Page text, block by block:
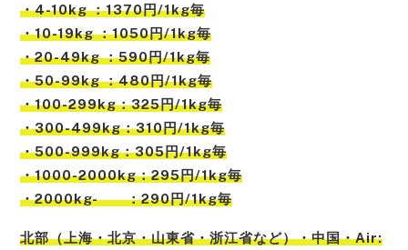
・4-10kg ：1370円/1kg毎
・10-19kg ：1050円/1kg毎
・20-49kg ：590円/1kg毎
・50-99kg ：480円/1kg毎
・100-299kg：325円/1kg毎
・300-499kg：310円/1kg毎
・500-999kg：305円/1kg毎
・1000-2000kg：295円/1kg毎
・2000kg- ：290円/1kg毎
北部（上海・北京・山東省・浙江省など）・中国・Air: